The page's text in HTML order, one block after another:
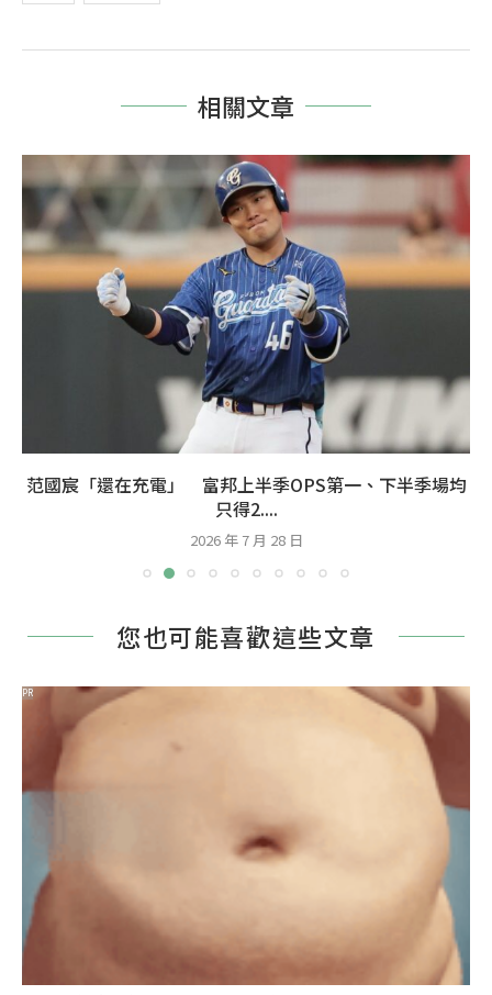
相關文章
范國宸「還在充電」 富邦上半季OPS第一、下半季場均
只得2....
2026 年 7 月 28 日
您也可能喜歡這些文章
PR